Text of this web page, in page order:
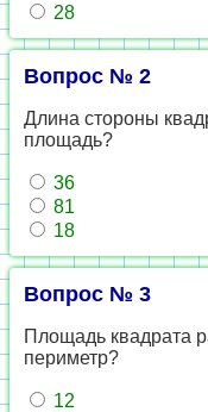
28
Вопрос № 2
Длина стороны
площадь?
36
81
18
Вопрос № 3
Площадь квадрата
периметр?
12